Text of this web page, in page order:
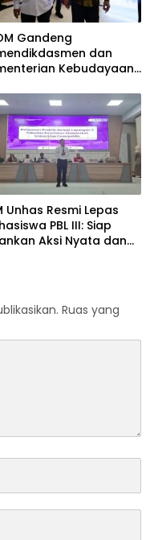
Gandeng
dan
Kebudayaan,
Pangan Aman
Indonesia Emas
Unhas Resmi Lepas
PBL III: Siap
Aksi Nyata dan
Ruas yang